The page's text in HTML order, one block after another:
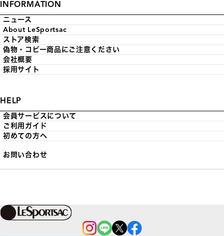
INFORMATION
ニュース
About LeSportsac
ストア検索
偽物・コピー商品にご注意ください
会社概要
採用サイト
HELP
会員サービスについて
ご利用ガイド
初めての方へ
お問い合わせ